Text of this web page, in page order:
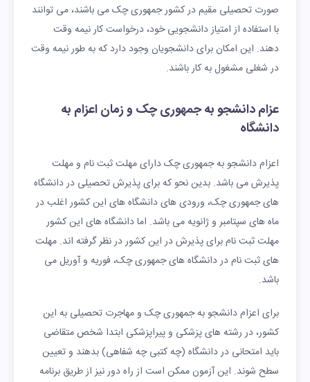
صورت تحصیلی مقیم در کشور جمهوری چک می باشند، می توانند
با استفاده از امتیاز دانشجویی خود، درخواست کار نیمه وقت
دهند. این امکان برای دانشجویان وجود دارد که به طور نیمه وقت
در شغلی مشغول به کار باشند.
عزام دانشجو به جمهوری چک و زمان اعزام به
دانشگاه
اعزام دانشجو به جمهوری چک دارای مهلت ثبت نام و مهلت
پذیرش می باشد. بدین نحو که برای پذیرش تحصیلی در دانشگاه
های جمهوری چک، ورودی های دانشگاه های این کشور اغلب در
ماه های سپتامبر و ژانویه می باشد. اما دانشگاه های این کشور
مهلت ثبت نام برای پذیرش در این کشور در نظر گرفته اند. مهلت
های ثبت نام در دانشگاه های جمهوری چک، فوریه و آوریل می
باشد.
برای اعزام دانشجو به جمهوری چک و مهاجرت تحصیلی به این
کشور، در رشته های پزشکی و پیراپزشکی ابتدا شخص متقاضی
باید امتحانی در دانشگاه (چه کتبی چه شفاهی) بدهند و تعیین
سطح شوند. این آزمون ممکن است از راه دور نیز از طریق برنامه